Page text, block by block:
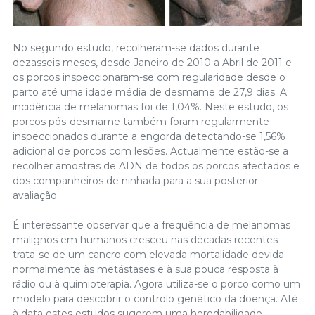
No segundo estudo, recolheram-se dados durante
dezasseis meses, desde Janeiro de 2010 a Abril de 2011 e
os porcos inspeccionaram-se com regularidade desde o
parto até uma idade média de desmame de 27,9 dias. A
incidência de melanomas foi de 1,04%. Neste estudo, os
porcos pós-desmame também foram regularmente
inspeccionados durante a engorda detectando-se 1,56%
adicional de porcos com lesões. Actualmente estão-se a
recolher amostras de ADN de todos os porcos afectados e
dos companheiros de ninhada para a sua posterior
avaliação.
É interessante observar que a frequência de melanomas
malignos em humanos cresceu nas décadas recentes -
trata-se de um cancro com elevada mortalidade devida
normalmente às metástases e à sua pouca resposta à
rádio ou à quimioterapia. Agora utiliza-se o porco como um
modelo para descobrir o controlo genético da doença. Até